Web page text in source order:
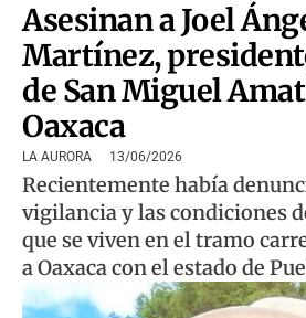
Asesinan a Joel
Martínez,
de San Miguel
Oaxaca
LA AURORA 13/06/2026
Recientemente había
vigilancia y las condiciones
que se viven en el tramo
a Oaxaca con el estado de